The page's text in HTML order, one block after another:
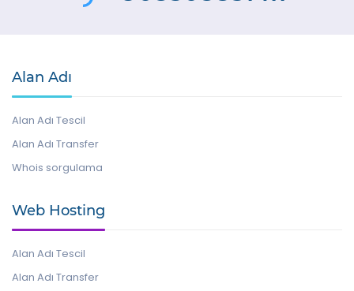
Alan Adı
Alan Adı Tescil
Alan Adı Transfer
Whois sorgulama
Web Hosting
Alan Adı Tescil
Alan Adı Transfer